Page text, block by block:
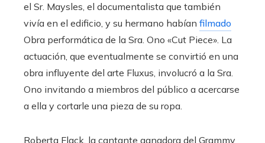
el Sr. Maysles, el documentalista que también
vivía en el edificio, y su hermano habían filmado
Obra performática de la Sra. Ono «Cut Piece». La
actuación, que eventualmente se convirtió en una
obra influyente del arte Fluxus, involucró a la Sra.
Ono invitando a miembros del público a acercarse
a ella y cortarle una pieza de su ropa.
Roberta Flack, la cantante ganadora del Grammy